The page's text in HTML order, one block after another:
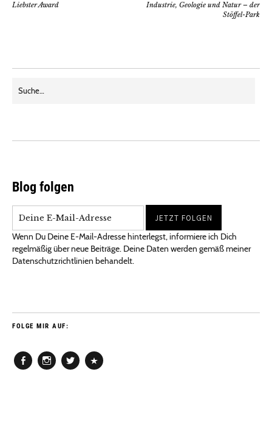
Liebster Award
Industrie, Geologie und Natur – der
Stöffel-Park
Blog folgen
Wenn Du Deine E-Mail-Adresse hinterlegst, informiere ich Dich
regelmäßig über neue Beiträge. Deine Daten werden gemäß meiner
Datenschutzrichtlinien behandelt.
FOLGE MIR AUF: